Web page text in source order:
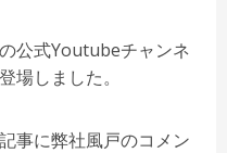
公式Youtubeチャンネ
場しました。
事に弊社風戸のコメン